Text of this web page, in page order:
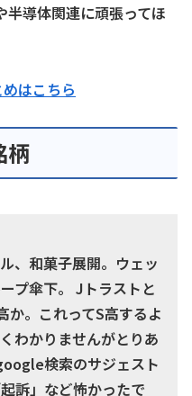
半導体関連に頑張ってほ
はこちら
柄
、和菓子展開。ウェッ
プ傘下。 Jトラストと
か。これってS高するよ
わかりませんがとりあ
検索のサジェスト
訴」など怖かったで